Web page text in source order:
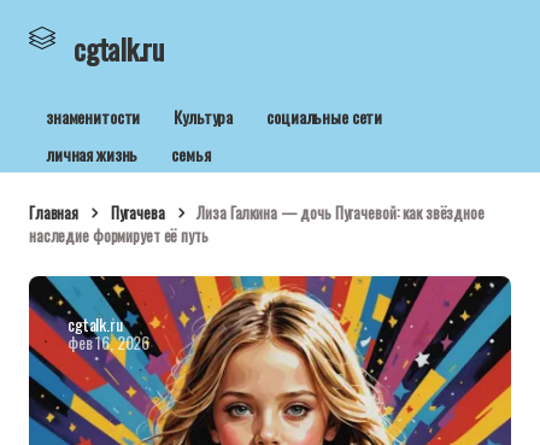
cgtalk.ru
знаменитости Культура
социальные сети
личная жизнь
семья
Главная Пугачева
Лиза Галкина — дочь Пугачевой: как звёздное
наследие формирует её путь
cgtalk.ru
фев 16, 2026